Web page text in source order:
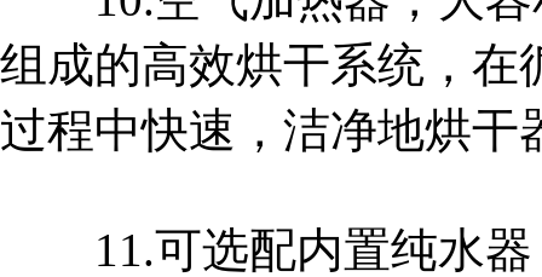
组成的高效烘干系统，在
过程中快速，洁净地烘干
11.可选配内置纯水器